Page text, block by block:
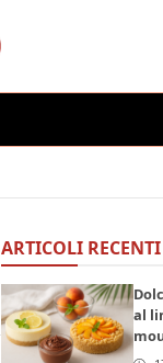
ARTICOLI RECENTI
al